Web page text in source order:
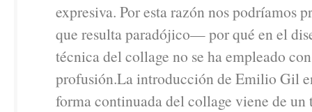
expresiva. Por esta razón nos podríamos
que resulta paradójico— por qué en el
técnica del collage no se ha empleado
profusión.La introducción de Emilio Gil
forma continuada del collage viene de un